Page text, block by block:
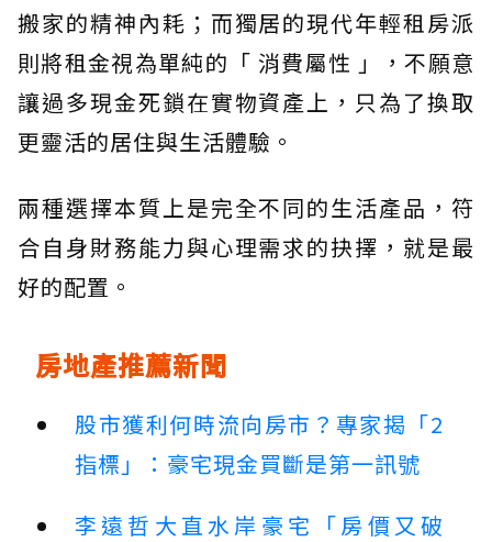
搬家的精神內耗；而獨居的現代年輕租房派
則將租金視為單純的「 消費屬性 」，不願意
讓過多現金死鎖在實物資產上，只為了換取
更靈活的居住與生活體驗。
兩種選擇本質上是完全不同的生活產品，符
合自身財務能力與心理需求的抉擇，就是最
好的配置。
房地產推薦新聞
股市獲利何時流向房市？專家揭「2
指標」：豪宅現金買斷是第一訊號
李遠哲大直水岸豪宅「房價又破